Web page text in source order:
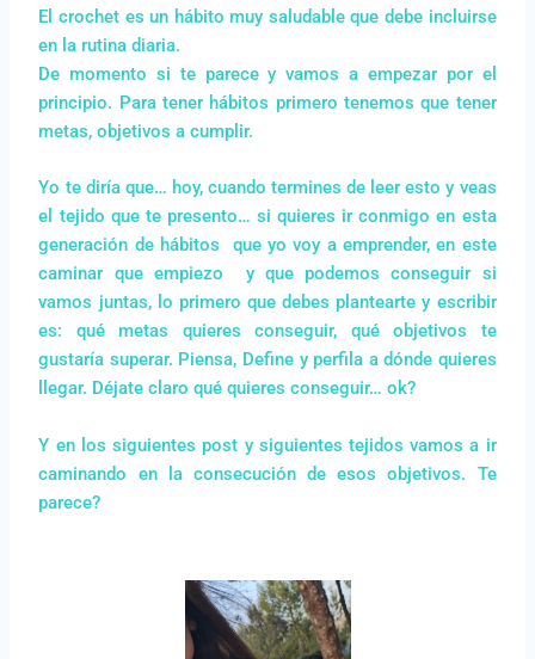
El crochet es un hábito muy saludable que debe incluirse
en la rutina diaria.
De momento si te parece y vamos a empezar por el
principio. Para tener hábitos primero tenemos que tener
metas, objetivos a cumplir.
Yo te diría que… hoy, cuando termines de leer esto y veas
el tejido que te presento… si quieres ir conmigo en esta
generación de hábitos que yo voy a emprender, en este
caminar que empiezo y que podemos conseguir si
vamos juntas, lo primero que debes plantearte y escribir
es: qué metas quieres conseguir, qué objetivos te
gustaría superar. Piensa, Define y perfila a dónde quieres
llegar. Déjate claro qué quieres conseguir… ok?
Y en los siguientes post y siguientes tejidos vamos a ir
caminando en la consecución de esos objetivos. Te
parece?